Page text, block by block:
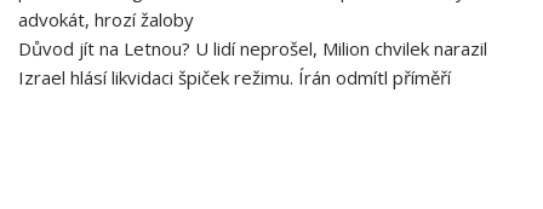
advokát, hrozí žaloby
Důvod jít na Letnou? U lidí neprošel, Milion chvilek narazil
Izrael hlásí likvidaci špiček režimu. Írán odmítl příměří